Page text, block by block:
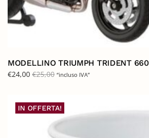
MODELLINO TRIUMPH TRIDENT 660
€24,00 €25,00 “incluso IVA”
IN OFFERTA!